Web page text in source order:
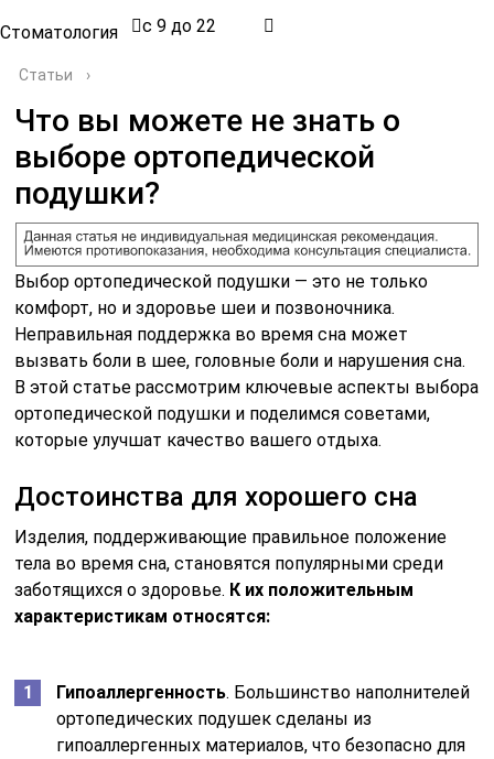
Стоматология с 9 до 22
Статьи ›
Что вы можете не знать о
выборе ортопедической
подушки?
Выбор ортопедической подушки — это не только
комфорт, но и здоровье шеи и позвоночника.
Неправильная поддержка во время сна может
вызвать боли в шее, головные боли и нарушения сна.
В этой статье рассмотрим ключевые аспекты выбора
ортопедической подушки и поделимся советами,
которые улучшат качество вашего отдыха.
Достоинства для хорошего сна
Изделия, поддерживающие правильное положение
тела во время сна, становятся популярными среди
заботящихся о здоровье. К их положительным
характеристикам относятся:
Гипоаллергенность. Большинство наполнителей
ортопедических подушек сделаны из
гипоаллергенных материалов, что безопасно для